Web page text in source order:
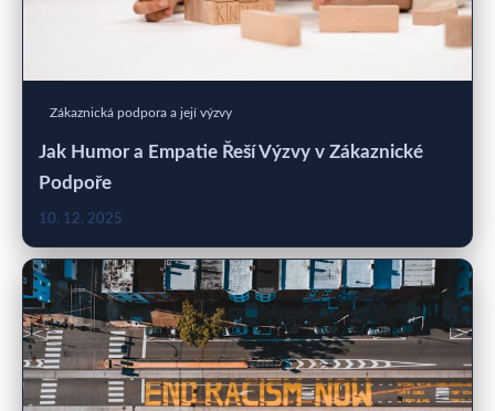
Zákaznická podpora a její výzvy
Jak Humor a Empatie Řeší Výzvy v Zákaznické
Podpoře
10. 12. 2025